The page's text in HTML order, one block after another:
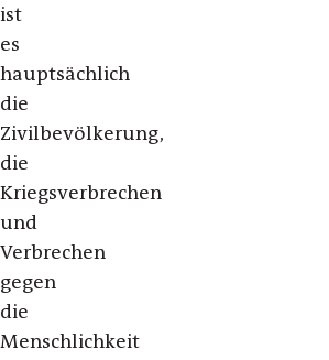
ist
es
hauptsächlich
die
Zivilbevölkerung,
die
Kriegsverbrechen
und
Verbrechen
gegen
die
Menschlichkeit